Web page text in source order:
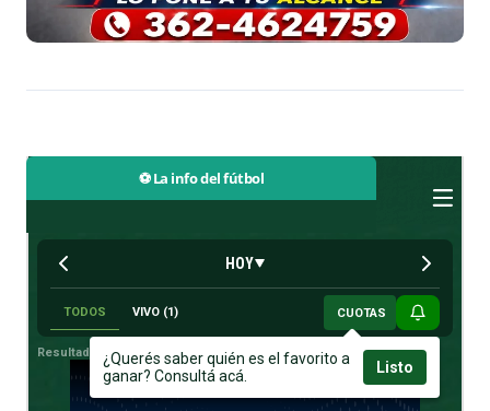
⚽ La info del fútbol